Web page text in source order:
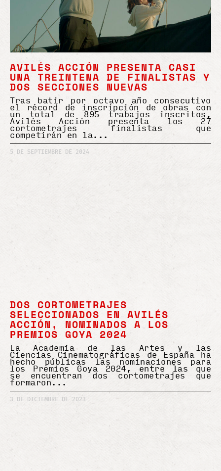
AVILÉS ACCIÓN PRESENTA CASI
UNA TREINTENA DE FINALISTAS Y
DOS SECCIONES NUEVAS
Tras batir por octavo año consecutivo
el récord de inscripción de obras con
un total de 895 trabajos inscritos,
Avilés Acción presenta los 27
cortometrajes finalistas que
competirán en la
5 DE SEPTIEMBRE DE 2024
DOS CORTOMETRAJES
SELECCIONADOS EN AVILÉS
ACCIÓN, NOMINADOS A LOS
PREMIOS GOYA 2024
La Academia de las Artes y las
Ciencias Cinematográficas de España ha
hecho públicas las nominaciones para
los Premios Goya 2024, entre las que
se encuentran dos cortometrajes que
formaron
3 DE DICIEMBRE DE 2023